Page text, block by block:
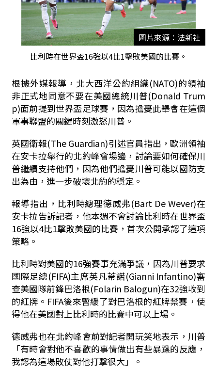
圖片來源：法新社
比利時在世界盃16強以4比1擊敗美國的比賽。
根據外媒報導，北大西洋公約組織(NATO)的領袖
非正式地同意不要在美國總統川普(Donald Trum
p)面前提到世界盃足球賽，因為擔憂此舉會在這個
軍事聯盟的關鍵時刻激怒川普。
英國衛報(The Guardian)引述官員指出，歐洲領袖
在安卡拉舉行的北約峰會場邊，討論要如何確保川
普繼續支持他們，因為他們擔憂川普可能以國防支
出為由，進一步破壞北約的穩定。
報導指出，比利時總理德威弗(Bart De Wever)在
安卡拉告訴記者，他本週不會討論比利時在世界盃
16強以4比1擊敗美國的比賽，首次公開承認了這項
策略。
比利時對美國的16強賽事充滿爭議，因為川普要求
國際足總(FIFA)主席英凡蒂諾(Gianni Infantino)審
查美國隊前鋒巴洛根(Folarin Balogun)在32強收到
的紅牌。FIFA後來暫緩了對巴洛根的紅牌禁賽，使
得他在美國對上比利時的比賽中可以上場。
德威弗也在北約峰會前對記者開玩笑地表示，川普
「有時會對他不喜歡的事情做出有些暴躁的反應，
我認為這場敗仗對他打擊很大」。